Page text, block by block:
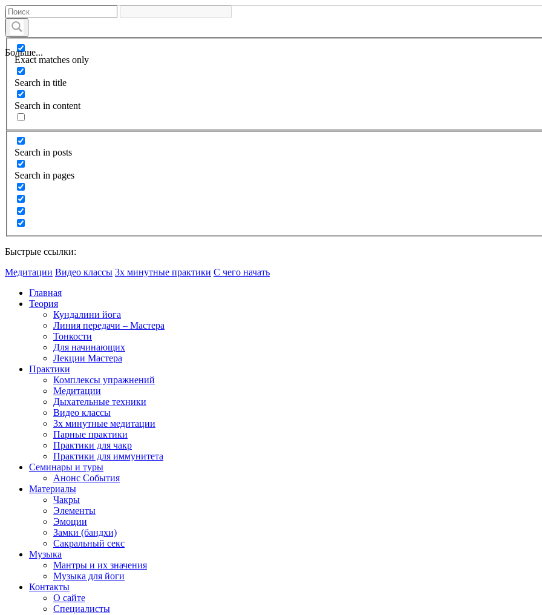
Больше...
Exact matches only
Search in title
Search in content
Search in posts
Search in pages
Быстрые ссылки:
Медитации Видео классы 3х минутные практики С чего начать
Главная
Теория
Кундалини йога
Линия передачи – Мастера
Тонкости
Для начинающих
Лекции Мастера
Практики
Комплексы упражнений
Медитации
Дыхательные техники
Видео классы
3х минутные медитации
Парные практики
Практики для чакр
Практики для иммунитета
Семинары и туры
Анонс События
Материалы
Чакры
Элементы
Эмоции
Замки (бандхи)
Сакральный секс
Музыка
Мантры и их значения
Музыка для йоги
Контакты
О сайте
Специалисты